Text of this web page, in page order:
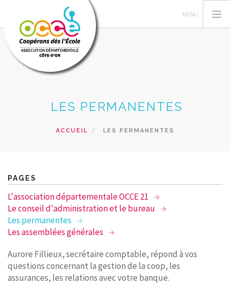
FEDERATION OCCE
RECHERCHER
CONTACT
LES PERMANENTES
ACCUEIL LES PERMANENTES
PAGES
L'association départementale OCCE 21
Le conseil d'administration et le bureau
Les permanentes
Les assemblées générales
Aurore Fillieux, secrétaire comptable, répond à vos
questions concernant la gestion de la coop, les
assurances, les relations avec votre banque.